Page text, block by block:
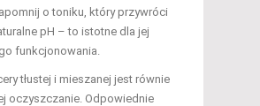
o toniku, który przywróci
pH – to istotne dla jej
funkcjonowania.
tłustej i mieszanej jest równie
oczyszczanie. Odpowiednie